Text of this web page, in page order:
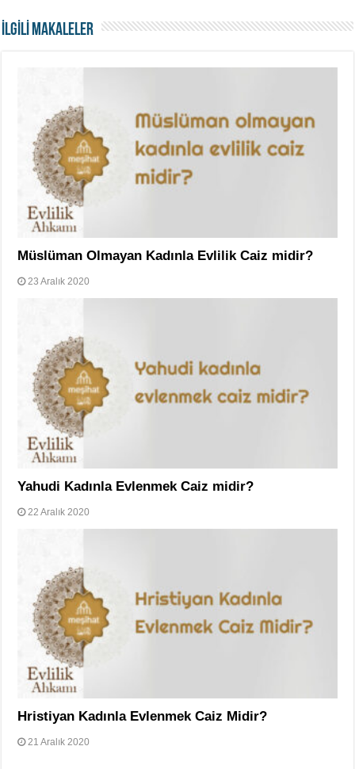
İLGİLİ MAKALELER
Müslüman Olmayan Kadınla Evlilik Caiz midir?
23 Aralık 2020
Yahudi Kadınla Evlenmek Caiz midir?
22 Aralık 2020
Hristiyan Kadınla Evlenmek Caiz Midir?
21 Aralık 2020